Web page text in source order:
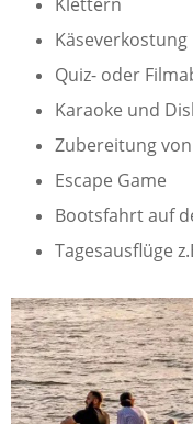
Käseverkostung
Quiz- oder
Karaoke und
Zubereitung
Escape Game
Bootsfahrt auf
Tagesausflüge